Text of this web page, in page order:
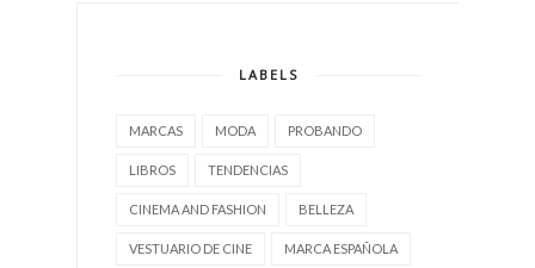
LABELS
MARCAS MODA PROBANDO
LIBROS TENDENCIAS
CINEMA AND FASHION BELLEZA
VESTUARIO DE CINE MARCA ESPAÑOLA